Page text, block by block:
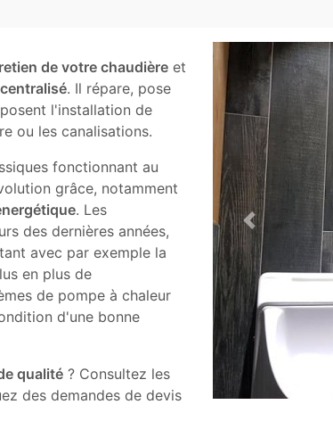
de votre chaudière et
. Il répare, pose
l'installation de
ou les canalisations.
fonctionnant au
grâce, notamment
. Les
des dernières années,
avec par exemple la
en plus de
de pompe à chaleur
d'une bonne
qualité ? Consultez les
des demandes de devis
Sanitaire
Castelain Chauffage
Previous